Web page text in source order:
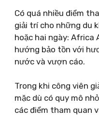
Có quá nhiều điểm
giải trí cho những du
hoặc hai ngày: Africa
hướng bảo tồn với
nước và vượn cáo.
Trong khi công viên
mặc dù có quy mô
các điểm tham quan